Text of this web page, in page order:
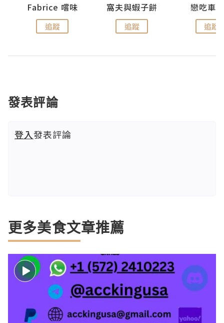
Fabrice 嚐味
追蹤
窩夫與蝦子餅
追蹤
戀吃車
追蹤
發表評論
登入發表評論
更多美食文章推薦